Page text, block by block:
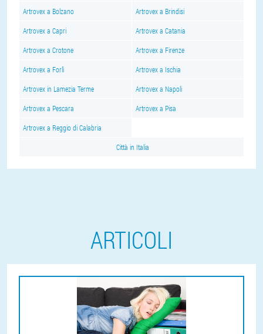
Artrovex a Bolzano Artrovex a Brindisi
Artrovex a Capri Artrovex a Catania
Artrovex a Crotone Artrovex a Firenze
Artrovex a Forlì Artrovex a Ischia
Artrovex in Lamezia Terme Artrovex a Napoli
Artrovex a Pescara Artrovex a Pisa
Artrovex a Reggio di Calabria
Città in Italia
ARTICOLI